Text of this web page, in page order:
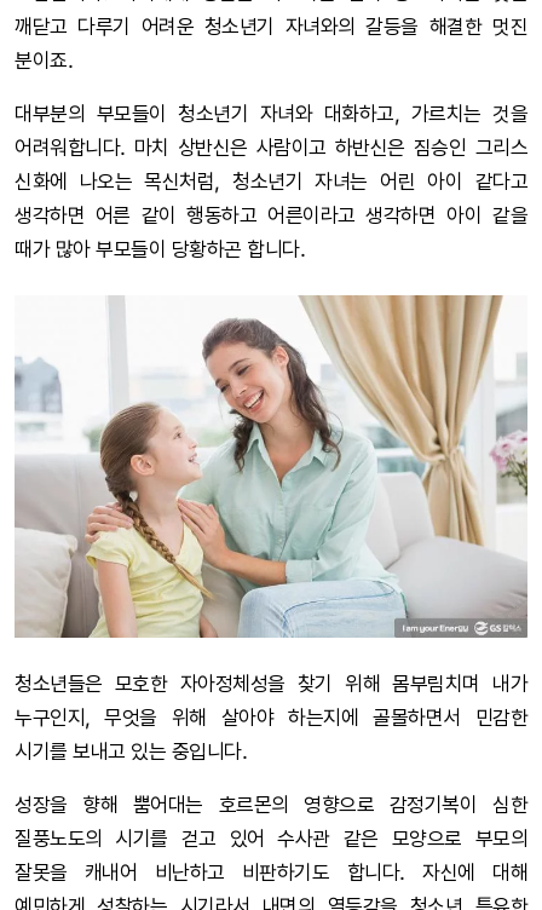
깨닫고 다루기 어려운 청소년기 자녀와의 갈등을 해결한 멋진
분이죠.
대부분의 부모들이 청소년기 자녀와 대화하고, 가르치는 것을
어려워합니다. 마치 상반신은 사람이고 하반신은 짐승인 그리스
신화에 나오는 목신처럼, 청소년기 자녀는 어린 아이 같다고
생각하면 어른 같이 행동하고 어른이라고 생각하면 아이 같을
때가 많아 부모들이 당황하곤 합니다.
청소년들은 모호한 자아정체성을 찾기 위해 몸부림치며 내가
누구인지, 무엇을 위해 살아야 하는지에 골몰하면서 민감한
시기를 보내고 있는 중입니다.
성장을 향해 뿜어대는 호르몬의 영향으로 감정기복이 심한
질풍노도의 시기를 걷고 있어 수사관 같은 모양으로 부모의
잘못을 캐내어 비난하고 비판하기도 합니다. 자신에 대해